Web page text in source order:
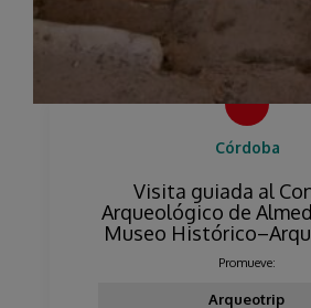
Córdoba
Visita guiada al
Arqueológico de
Museo
Promueve:
Arqueotrip